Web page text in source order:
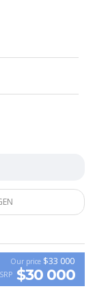
VIDEO
Our price $33 000
$30 000